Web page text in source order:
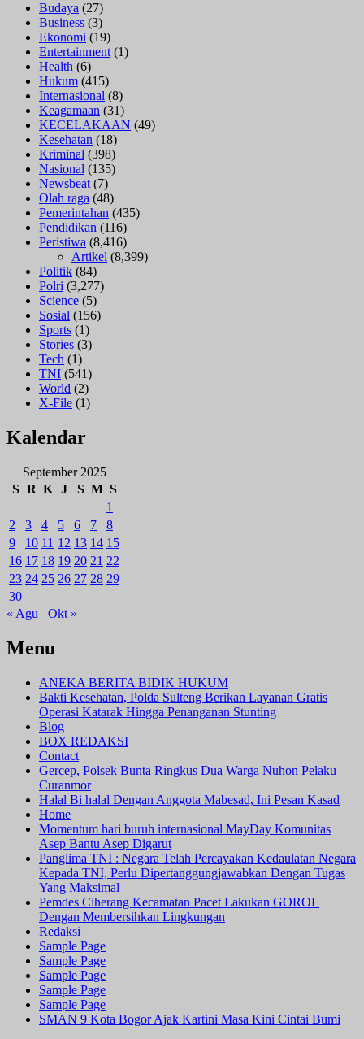
Baja
Jaringan
SDN
1
Sukarasa
Diduga
Asal-
asalan
Dana
Publik
Terancam
Diselewengkan
Budaya (27)
Business (3)
Ekonomi (19)
Entertainment(1)
Health (6)
Hukum (415)
Internasional (8)
Keagamaan (31)
KECELAKAAN (49)
Kesehatan (18)
Kriminal (398)
Nasional (135)
Newsbeat(7)
Olah raga (48)
Pemerintahan (435)
Pendidikan (116)
Peristiwa (8,416)
Artikel (8,399)
Politik (84)
Polri (3,277)
Science (5)
Sosial (156)
Sports (1)
Stories (3)
Tech (1)
TNI (541)
World (2)
X-File (1)
Kalendar
September 2025
S R K J S M S
1
2
3 4 5 6 7
8
9
10 11 12 13 14 15
16 17 18 19 20 21 22
23 24 25 26 27 28 29
30
« Agu
Okt »
Menu
ANEKA BERITA BIDIK HUKUM
Bakti Kesehatan, Polda Sulteng Berikan Layanan Gratis
Operasi Katarak Hingga Penanganan Stunting
Blog
BOX REDAKSI
Contact
Gercep, Polsek Bunta Ringkus Dua Warga Nuhon Pelaku
Curanmor
Halal Bi halal Dengan Anggota Mabesad, Ini Pesan Kasad
Home
Momentum hari buruh internasional MayDay Komunitas
Asep Bantu Asep Digarut
Panglima TNI : Negara Telah Percayakan Kedaulatan Negara
Kepada TNI, Perlu Dipertanggungjawabkan Dengan Tugas
Yang Maksimal
Pemdes Ciherang Kecamatan Pacet Lakukan GOROL
Dengan Membersihkan Lingkungan
Redaksi
Sample Page
Sample Page
Sample Page
Sample Page
Sample Page
SMAN 9 Kota Bogor Ajak Kartini Masa Kini Cintai Bumi